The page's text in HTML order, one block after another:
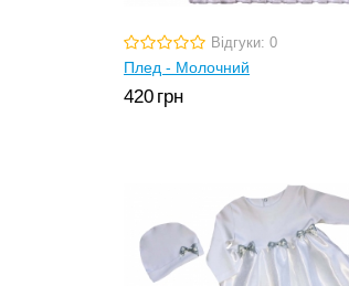
Відгуки: 0
Плед - Молочний
420 грн